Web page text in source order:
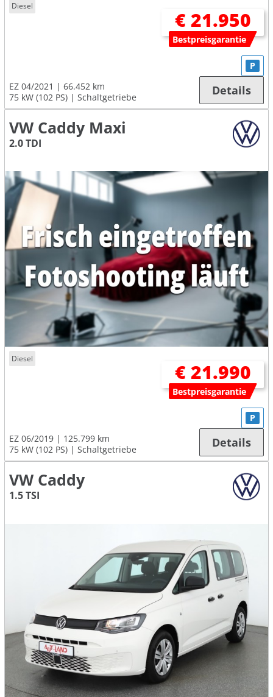
Diesel
€ 21.950
Bestpreisgarantie
EZ 04/2021
66.452 km
75 kW (102 PS)
Schaltgetriebe
P
Details
VW Caddy Maxi
2.0 TDI
Diesel
€ 21.990
Bestpreisgarantie
EZ 06/2019
125.799 km
75 kW (102 PS)
Schaltgetriebe
P
Details
VW Caddy
1.5 TSI